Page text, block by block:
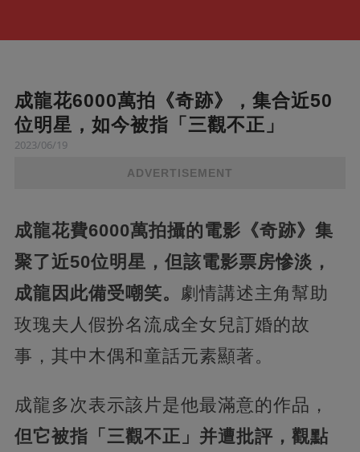
成龍花6000萬拍《奇跡》，集合近50
位明星，如今被指「三觀不正」
2023/06/19
ADVERTISEMENT
成龍花費6000萬拍攝的電影《奇跡》集
聚了近50位明星，但該電影票房慘淡，
成龍因此備受嘲笑。 劇情講述主角幫助
玫瑰夫人假扮名流成全女兒訂婚的故
事，其中木偶和童話元素顯著。
成龍多次表示該片是他最滿意的作品，
但它被指「三觀不正」并遭批評，觀點